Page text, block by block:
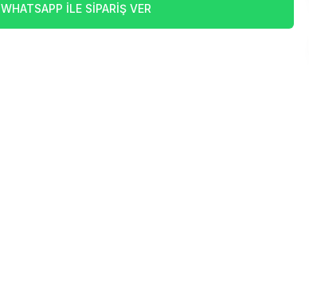
WHATSAPP İLE SİPARİŞ VER